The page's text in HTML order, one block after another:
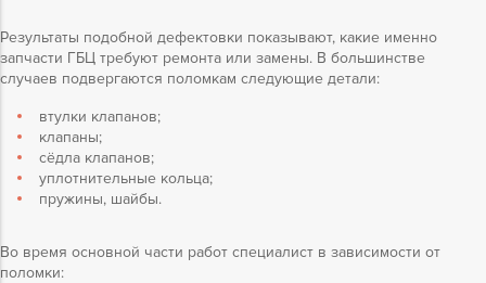
Результаты подобной дефектовки показывают, какие именно
запчасти ГБЦ требуют ремонта или замены. В большинстве
случаев подвергаются поломкам следующие детали:
втулки клапанов;
клапаны;
сёдла клапанов;
уплотнительные кольца;
пружины, шайбы.
Во время основной части работ специалист в зависимости от
поломки: